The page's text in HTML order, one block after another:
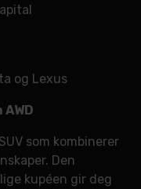
og Lexus
som kombinerer
Den
kupéen gir deg